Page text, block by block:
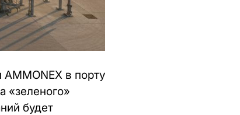
в порту
«зеленого»
будет